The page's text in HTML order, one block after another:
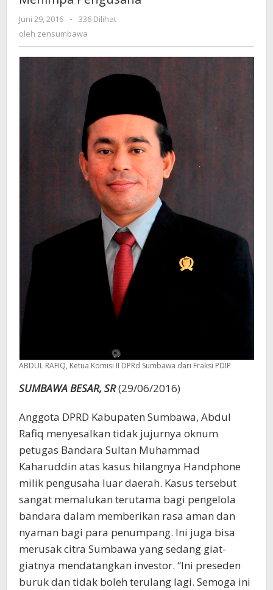
Juni 29, 2016
oleh
zensumbawa
-
336 Dilihat
oleh zensumbawa
ABDUL RAFIQ, Ketua Komisi II DPRd Sumbawa dari Fraksi PDIP
SUMBAWA BESAR, SR(29/06/2016)
Anggota DPRD Kabupaten Sumbawa, Abdul
Rafiq menyesalkan tidak jujurnya oknum
petugas Bandara Sultan Muhammad
Kaharuddin atas kasus hilangnya Handphone
milik pengusaha luar daerah. Kasus tersebut
sangat memalukan terutama bagi pengelola
bandara dalam memberikan rasa aman dan
nyaman bagi para penumpang. Ini juga bisa
merusak citra Sumbawa yang sedang giat-
giatnya mendatangkan investor. “Ini preseden
buruk dan tidak boleh terulang lagi. Semoga ini